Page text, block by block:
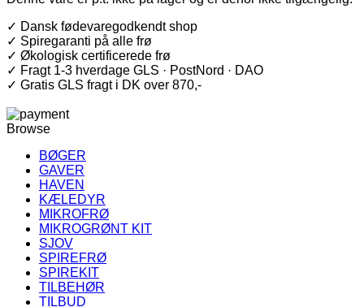
✓ Dansk fødevaregodkendt shop
✓ Spiregaranti på alle frø
✓ Økologisk certificerede frø
✓ Fragt 1-3 hverdage GLS · PostNord · DAO
✓ Gratis GLS fragt i DK over 870,-
Browse
BØGER
GAVER
HAVEN
KÆLEDYR
MIKROFRØ
MIKROGRØNT KIT
SJOV
SPIREFRØ
SPIREKIT
TILBEHØR
TILBUD